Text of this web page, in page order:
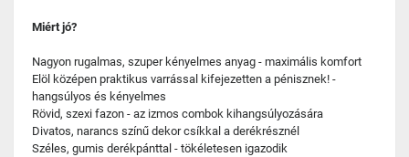
Miért jó?
Nagyon rugalmas, szuper kényelmes anyag - maximális komfort
Elöl középen praktikus varrással kifejezetten a pénisznek! -
hangsúlyos és kényelmes
Rövid, szexi fazon - az izmos combok kihangsúlyozására
Divatos, narancs színű dekor csíkkal a derékrésznél
Széles, gumis derékpánttal - tökéletesen igazodik